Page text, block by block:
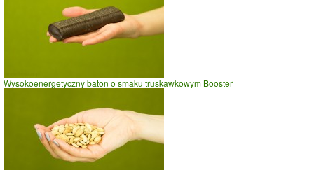
Wysokoenergetyczny baton o smaku truskawkowym Booster